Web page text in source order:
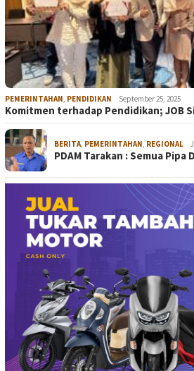
PEMERINTAHAN PENDIDIKAN September 25, 2025
Komitmen terhadap Pendidikan; JOB
BERITA PEMERINTAHAN REGIONAL
PDAM Tarakan : Semua